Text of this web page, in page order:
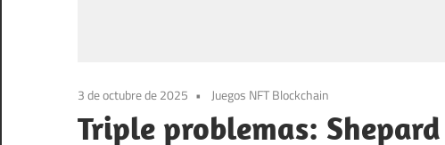
3 de octubre de 2025 Juegos NFT Blockchain
Triple problemas: